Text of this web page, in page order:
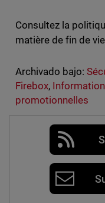
Consultez la
matière de fin de
Archivado bajo:
Firebox,
promotionnelles